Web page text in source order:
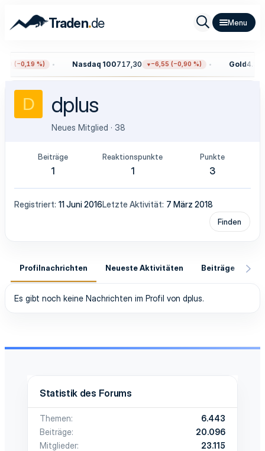
Traden.de
(−0,19 %) Nasdaq 100717,30 −6,55 (−0,90 %) Gold
D dplus
Neues Mitglied · 38
Beiträge
1
Reaktionspunkte
1
Punkte
3
Registriert 11 Juni 2016Letzte Aktivität 7 März 2018
Finden
Profilnachrichten Neueste Aktivitäten Beiträge
Es gibt noch keine Nachrichten im Profil von dplus.
Statistik des Forums
Themen
6.443
Beiträge
20.096
Mitglieder
23.115